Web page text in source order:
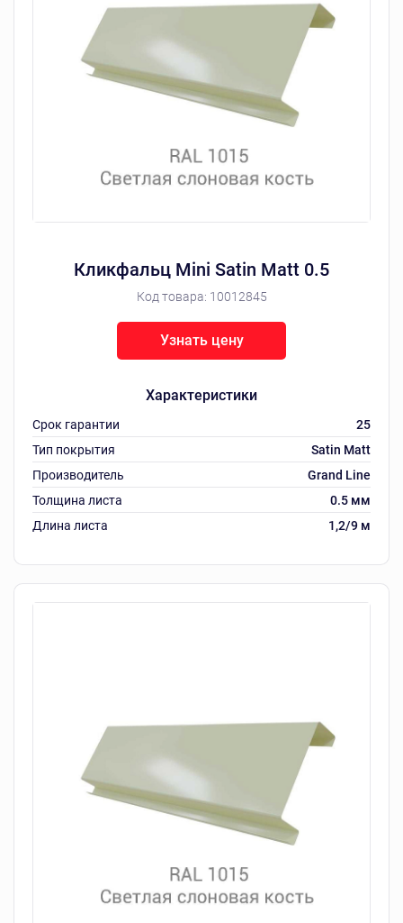
Кликфальц Mini Satin Matt 0.5
Код товара: 10012845
Характеристики
Срок гарантии
25
Тип покрытия
Satin Matt
Производитель
Grand Line
Толщина листа
0.5 мм
Длина листа
1,2/9 м
Узнать цену